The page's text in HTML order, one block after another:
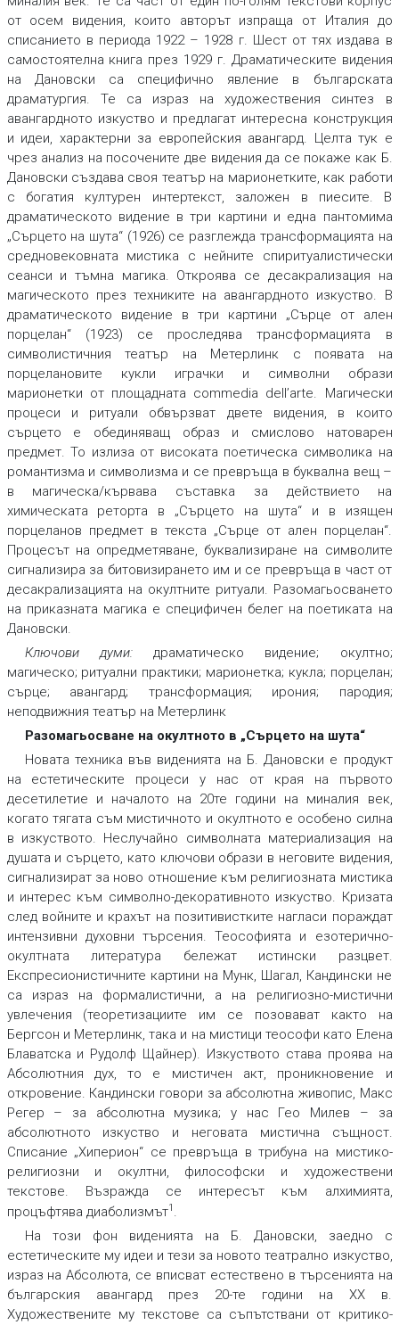
от осем видения, които авторът изпраща от Италия до
списанието в периода 1922 – 1928 г. Шест от тях издава в
самостоятелна книга през 1929 г. Драматическите видения
на Дановски са специфично явление в българската
драматургия. Те са израз на художествения синтез в
авангардното изкуство и предлагат интересна конструкция
и идеи, характерни за европейския авангард. Целта тук е
чрез анализ на посочените две видения да се покаже как Б.
Дановски създава своя театър на марионетките, как работи
с богатия културен интертекст, заложен в пиесите. В
драматическото видение в три картини и една пантомима
„Сърцето на шута“ (1926) се разглежда трансформацията на
средновековната мистика с нейните спиритуалистически
сеанси и тъмна магика. Откроява се десакрализация на
магическото през техниките на авангардното изкуство. В
драматическото видение в три картини „Сърце от ален
порцелан“ (1923) се проследява трансформацията в
символистичния театър на Метерлинк с появата на
порцелановите кукли играчки и символни образи
марионетки от площадната commedia dell’arte. Магически
процеси и ритуали обвързват двете видения, в които
сърцето е обединяващ образ и смислово натоварен
предмет. То излиза от високата поетическа символика на
романтизма и символизма и се превръща в буквална вещ –
в магическа/кървава съставка за действието на
химическата реторта в „Сърцето на шута“ и в изящен
порцеланов предмет в текста „Сърце от ален порцелан“.
Процесът на опредметяване, буквализиране на символите
сигнализира за битовизирането им и се превръща в част от
десакрализацията на окултните ритуали. Разомагьосването
на приказната магика е специфичен белег на поетиката на
Дановски.
Ключови думи: драматическо видение; окултно;
магическо; ритуални практики; марионетка; кукла; порцелан;
сърце; авангард; трансформация; ирония; пародия;
неподвижния театър на Метерлинк
Разомагьосване на окултното в „Сърцето на шута“
Новата техника във виденията на Б. Дановски е продукт
на естетическите процеси у нас от края на първото
десетилетие и началото на 20те години на миналия век,
когато тягата съм мистичното и окултното е особено силна
в изкуството. Неслучайно символната материализация на
душата и сърцето, като ключови образи в неговите видения,
сигнализират за ново отношение към религиозната мистика
и интерес към символно-декоративното изкуство. Кризата
след войните и крахът на позитивистките нагласи пораждат
интензивни духовни търсения. Теософията и езотерично-
окултната литература бележат истински разцвет.
Експресионистичните картини на Мунк, Шагал, Кандински не
са израз на формалистични, а на религиозно-мистични
увлечения (теоретизациите им се позовават както на
Бергсон и Метерлинк, така и на мистици теософи като Елена
Блаватска и Рудолф Щайнер). Изкуството става проява на
Абсолютния дух, то е мистичен акт, проникновение и
откровение. Кандински говори за абсолютна живопис, Макс
Регер – за абсолютна музика; у нас Гео Милев – за
абсолютното изкуство и неговата мистична същност.
Списание „Хиперион“ се превръща в трибуна на мистико-
религиозни и окултни, философски и художествени
текстове. Възражда се интересът към алхимията,
процъфтява диаболизмът1 .
На този фон виденията на Б. Дановски, заедно с
естетическите му идеи и тези за новото театрално изкуство,
израз на Абсолюта, се вписват естествено в търсенията на
българския авангард през 20-те години на ХХ в.
Художествените му текстове са съпътствани от критико-